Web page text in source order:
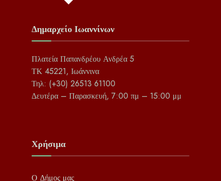
Δημαρχείο Ιωαννίνων
Πλατεία Παπανδρέου Ανδρέα 5
ΤΚ 45221, Ιωάννινα
Τηλ: (+30) 26513 61100
Δευτέρα – Παρασκευή, 7:00 πμ – 15:00 μμ
Χρήσιμα
Ο Δήμος μας